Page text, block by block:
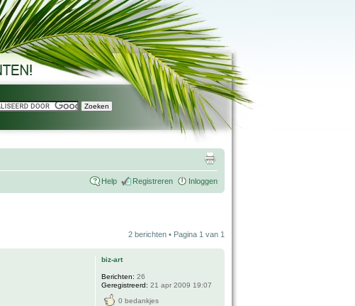
Help Registreren Inloggen
2 berichten • Pagina 1 van 1
biz-art
Berichten: 26
Geregistreerd: 21 apr 2009 19:07
0 bedankjes